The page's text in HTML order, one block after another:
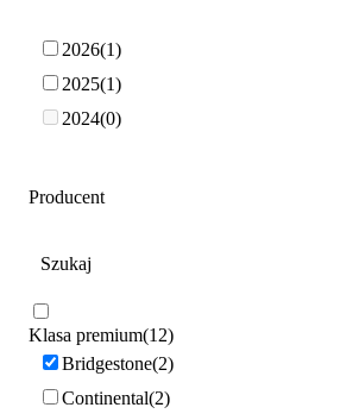
2026 1
2025 1
2024 0
Producent
Klasa premium 12
Bridgestone 2
Continental 2